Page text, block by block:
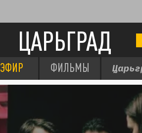
ЦАРЬГРАД
ЭФИР ФИЛЬМЫ